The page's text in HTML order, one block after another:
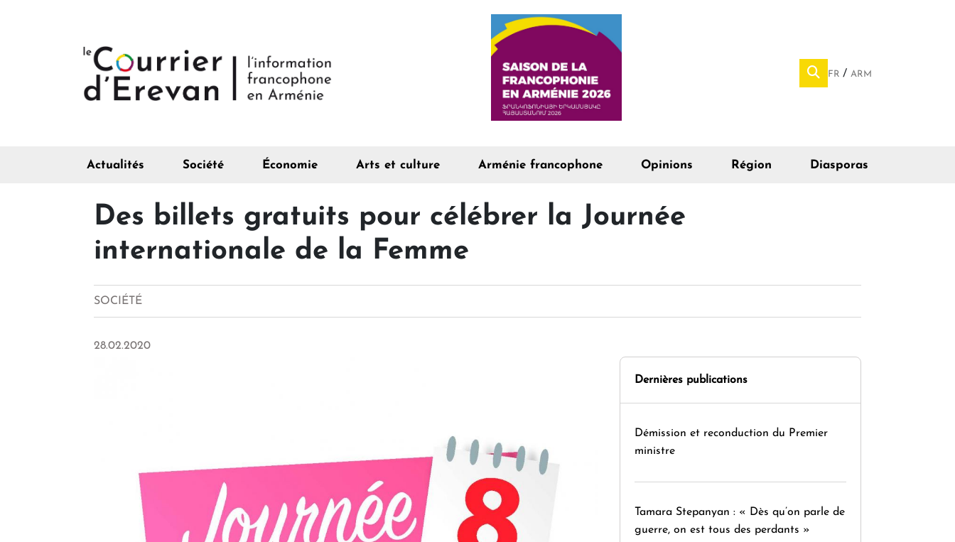
FR ARM
Actualités Société Économie Arts et culture Arménie francophone Opinions Région Diasporas
Des billets gratuits pour célébrer la Journée
internationale de la Femme
SOCIÉTÉ
28.02.2020
Dernières publications
Démission et reconduction du Premier
ministre
Tamara Stepanyan : « Dès qu’on parle de
guerre, on est tous des perdants »